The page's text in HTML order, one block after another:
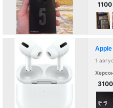
1100
1
3100